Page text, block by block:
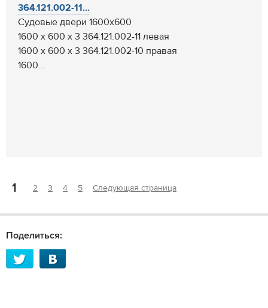
364.121.002-11...
Судовые двери 1600х600
1600 х 600 х 3 364.121.002-11 левая
1600 х 600 х 3 364.121.002-10 правая
1600...
1 2 3 4 5 Следующая страница
Поделиться: